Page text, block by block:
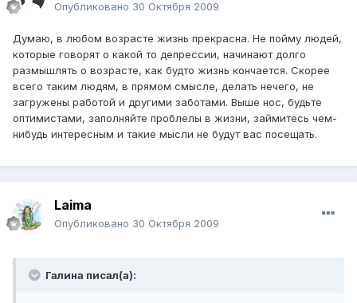
Опубликовано 30 Октября 2009
Думаю, в любом возрасте жизнь прекрасна. Не пойму людей,
которые говорят о какой то депрессии, начинают долго
размышлять о возрасте, как будто жизнь кончается. Скорее
всего таким людям, в прямом смысле, делать нечего, не
загружены работой и другими заботами. Выше нос, будьте
оптимистами, заполняйте проблелы в жизни, займитесь чем-
нибудь интересным и такие мысли не будут вас посещать.
Laimа
Опубликовано 30 Октября 2009
Галина писал(а):